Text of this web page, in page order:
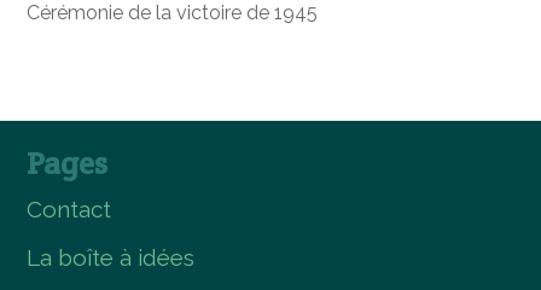
Cérémonie de la victoire de 1945
Pages
Contact
La boîte à idées